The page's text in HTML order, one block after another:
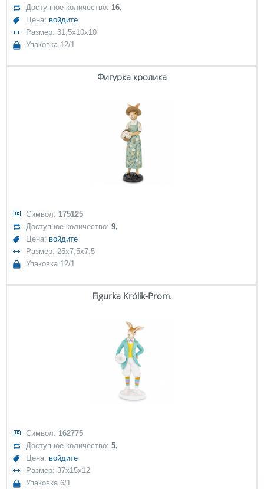
Доступное количество:16,
Цена: войдите
Размер: 31,5x10x10
Упаковка 12/1
Фигурка кролика
Символ: 175125
Доступное количество:9,
Цена: войдите
Размер: 25x7,5x7,5
Упаковка 12/1
Figurka Królik-Prom.
Символ: 162775
Доступное количество:5,
Цена: войдите
Размер: 37x15x12
Упаковка 6/1